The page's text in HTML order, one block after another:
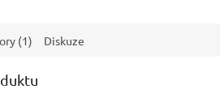
(1) Diskuze